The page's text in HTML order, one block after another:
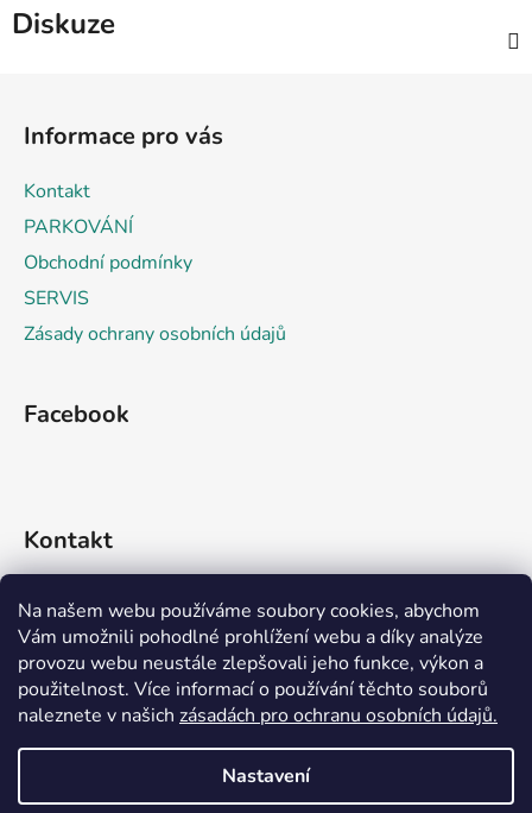
Na našem webu používáme soubory cookies, abychom
Vám umožnili pohodlné prohlížení webu a díky analýze
provozu webu neustále zlepšovali jeho funkce, výkon a
použitelnost. Více informací o používání těchto souborů
naleznete v našich zásadách pro ochranu osobních údajů.
Nastavení
Diskuze
Informace pro vás
Kontakt
PARKOVÁNÍ
Obchodní podmínky
SERVIS
Zásady ochrany osobních údajů
Facebook
Kontakt
info@rideko.cz
+420 721 360 992